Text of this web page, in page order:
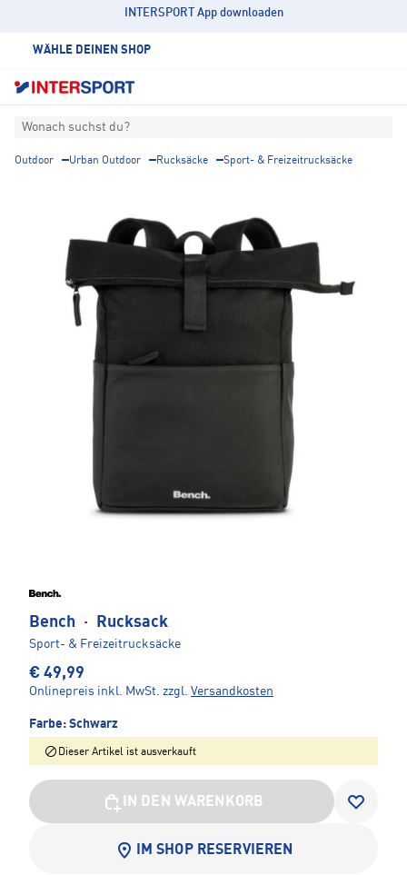
INTERSPORT App downloaden
WÄHLE DEINEN SHOP
Wonach suchst du?
Outdoor Urban Outdoor Rucksäcke Sport- & Freizeitrucksäcke
Bench · Rucksack
Sport- & Freizeitrucksäcke
€ 49,99
Onlinepreis inkl. MwSt. zzgl. Versandkosten
Farbe: Schwarz
Dieser Artikel ist ausverkauft
IN DEN WARENKORB
IM SHOP RESERVIEREN